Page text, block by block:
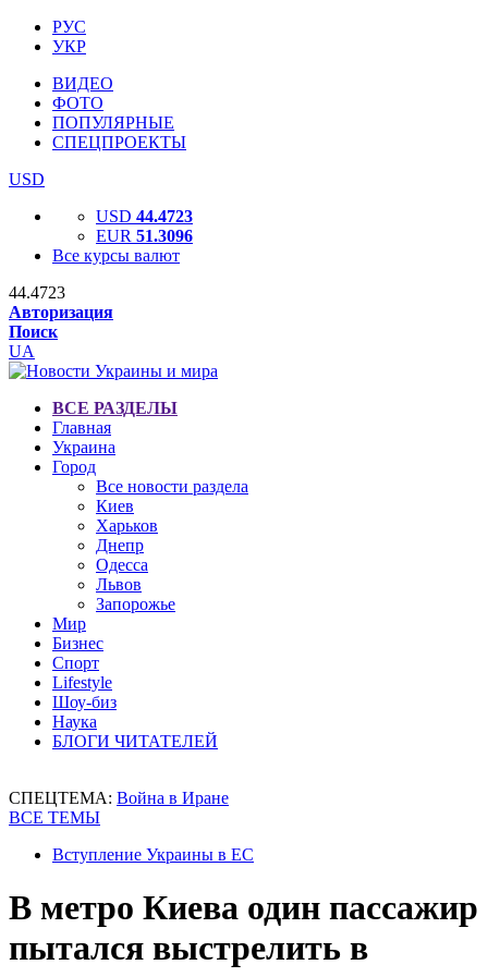
РУС
УКР
ВИДЕО
ФОТО
ПОПУЛЯРНЫЕ
СПЕЦПРОЕКТЫ
USD
USD 44.4723
EUR 51.3096
Все курсы валют
44.4723
Авторизация
Поиск
UA
ВСЕ РАЗДЕЛЫ
Главная
Украина
Город
Все новости раздела
Киев
Харьков
Днепр
Одесса
Львов
Запорожье
Мир
Бизнес
Спорт
Lifestyle
Шоу-биз
Наука
БЛОГИ ЧИТАТЕЛЕЙ
СПЕЦТЕМА: Война в Иране
ВСЕ ТЕМЫ
Вступление Украины в ЕС
В метро Киева один пассажир
пытался выстрелить в